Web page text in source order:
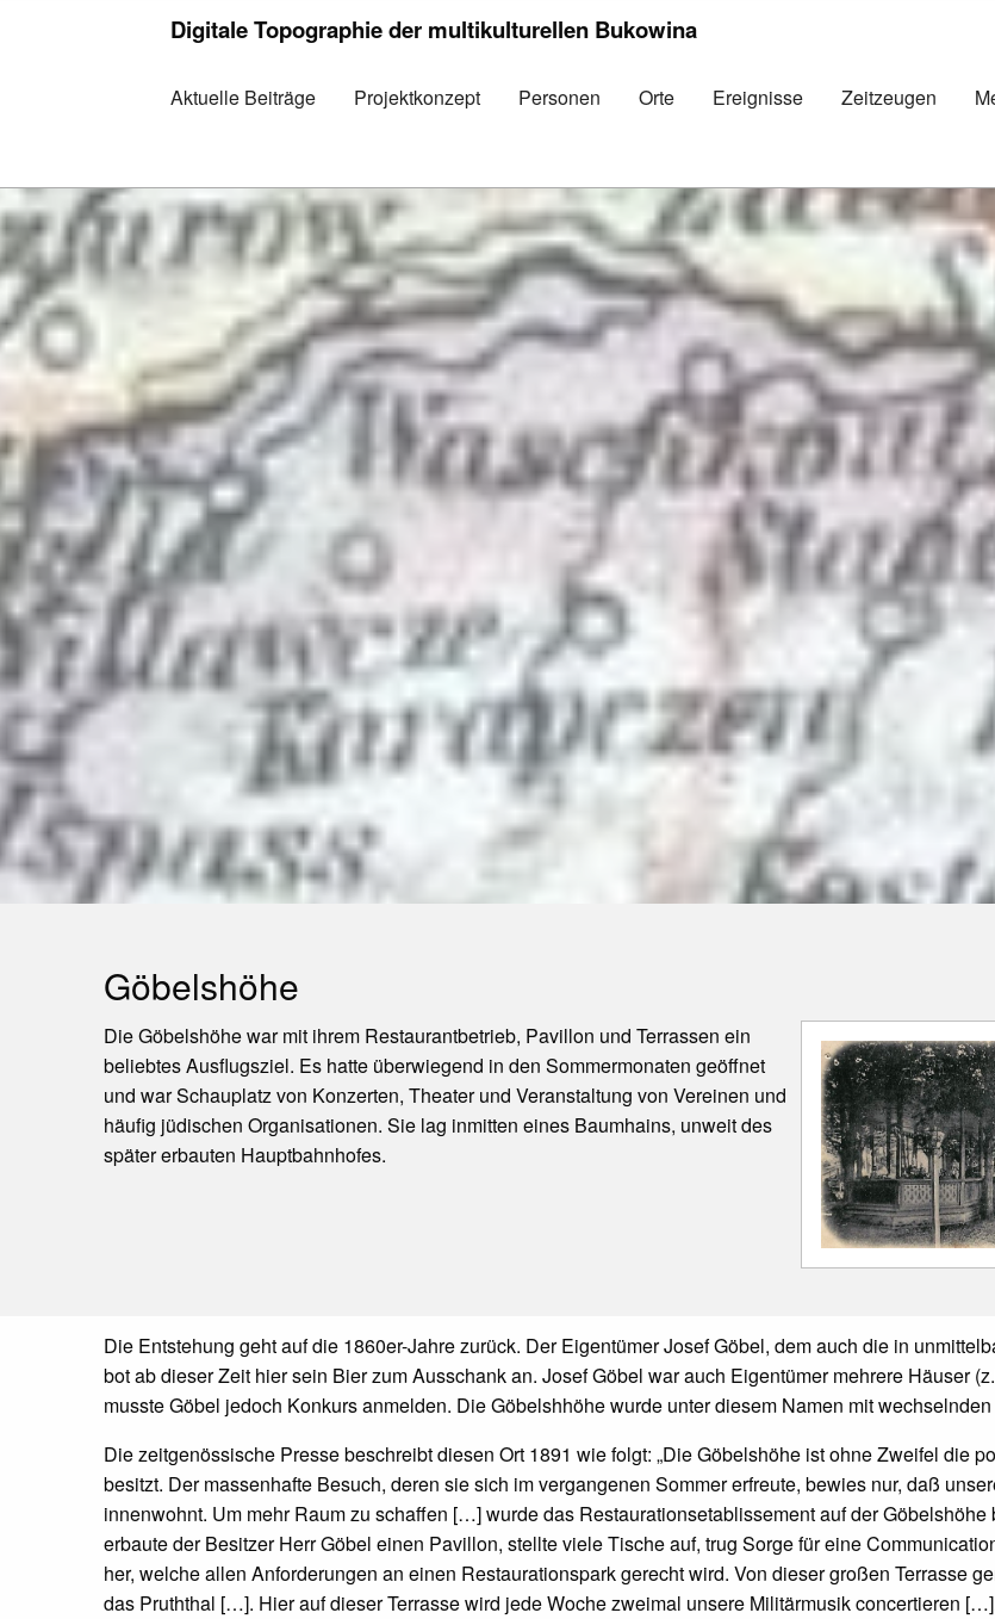
Digitale Topographie der multikulturellen Bukowina
Aktuelle Beiträge Projektkonzept Personen Orte Ereignisse Zeitzeugen
Göbelshöhe
Die Göbelshöhe war mit ihrem Restaurantbetrieb, Pavillon und Terrassen ein
beliebtes Ausflugsziel. Es hatte überwiegend in den Sommermonaten geöffnet
und war Schauplatz von Konzerten, Theater und Veranstaltung von Vereinen und
häufig jüdischen Organisationen. Sie lag inmitten eines Baumhains, unweit des
später erbauten Hauptbahnhofes.
Die Entstehung geht auf die 1860er-Jahre zurück. Der Eigentümer Josef Göbel, dem auch die in
bot ab dieser Zeit hier sein Bier zum Ausschank an. Josef Göbel war auch Eigentümer mehrere Häuser
musste Göbel jedoch Konkurs anmelden. Die Göbelshhöhe wurde unter diesem Namen mit
Die zeitgenössische Presse beschreibt diesen Ort 1891 wie folgt: „Die Göbelshöhe ist ohne Zweifel die
besitzt. Der massenhafte Besuch, deren sie sich im vergangenen Sommer erfreute, bewies nur, daß
innenwohnt. Um mehr Raum zu schaffen […] wurde das Restaurationsetablissement auf der
erbaute der Besitzer Herr Göbel einen Pavillon, stellte viele Tische auf, trug Sorge für eine
her, welche allen Anforderungen an einen Restaurationspark gerecht wird. Von dieser großen Terrasse
das Pruththal […]. Hier auf dieser Terrasse wird jede Woche zweimal unsere Militärmusik concertieren